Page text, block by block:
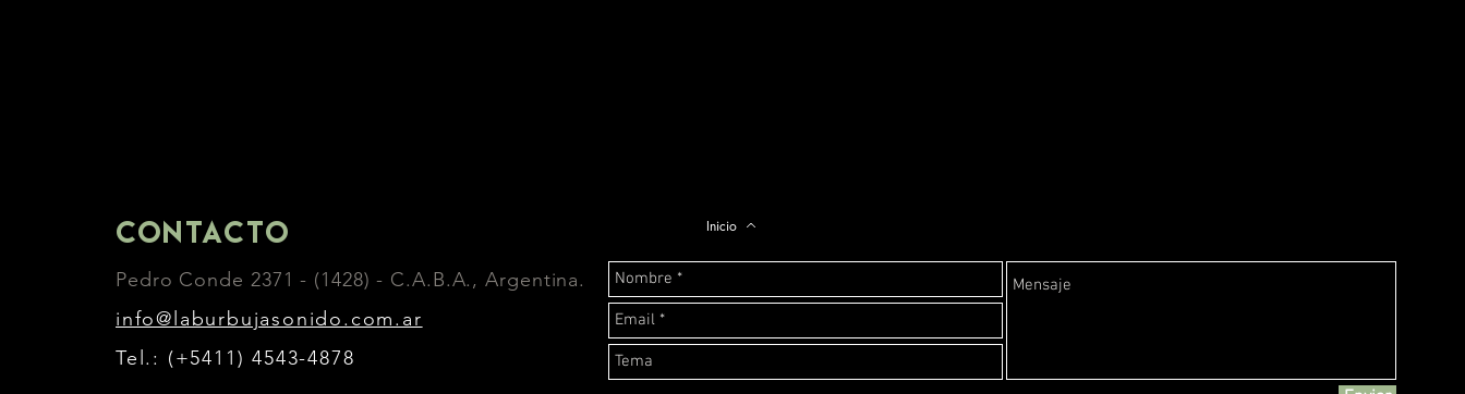
Contacto
Pedro Conde 2371 - (1428) - C.A.B.A., Argentina.
info@laburbujasonido.com.ar
Tel.: (+5411) 4543-4878
Inicio